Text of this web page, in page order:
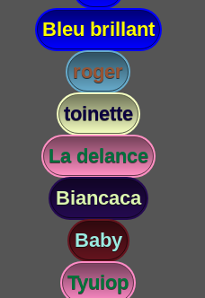
Bleu brillant
roger
toinette
La delance
Biancaca
Baby
Tyuiop